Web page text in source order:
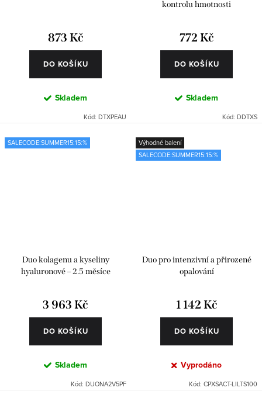
873 Kč
DO KOŠÍKU
Skladem
Kód: DTXPEAU
kontrolu hmotnosti
772 Kč
DO KOŠÍKU
Skladem
Kód: DDTXS
SALECODE:SUMMER15:15:%
Duo kolagenu a kyseliny
hyaluronové – 2.5 měsíce
3 963 Kč
DO KOŠÍKU
Skladem
Kód: DUONA2V5PF
Výhodné balení
SALECODE:SUMMER15:15:%
Duo pro intenzivní a přirozené
opalování
1 142 Kč
DO KOŠÍKU
Vyprodáno
Kód: CPXSACT-LILTS100